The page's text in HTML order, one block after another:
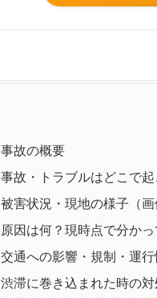
事故の概要
事故・トラブルはどこで起
被害状況・現地の様子（画
原因は何？現時点で分か
交通への影響・規制・運行
渋滞に巻き込まれた時の